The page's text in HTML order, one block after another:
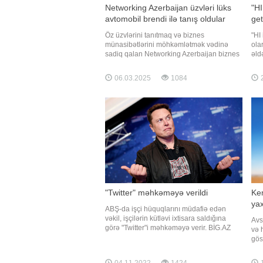
Networking Azerbaijan üzvləri lüks
avtomobil brendi ilə tanış oldular
Öz üzvlərini tanıtmaq və biznes
münasibətlərini möhkəmlətmək vədinə
sadiq qalan Networking Azerbaijan biznes
rumunda toplayıb. Biznes klubun
həmtəsisçisi Orxan Hacıyev bu lüks
adamlarını klubun bir üzvünün brend
ruhunu yerində his
06.03.2025 1084
"HI
"Twitter" məhkəməyə verildi
ABŞ-da işçi hüquqlarını müdafiə edən
vəkil, işçilərin kütləvi ixtisara saldığına
görə "Twitter"i məhkəməyə verir. BİG.AZ
və